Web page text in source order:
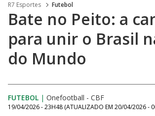
R7 Esportes Futebol
Bate no Peito: a
para unir o Brasil
do Mundo
FUTEBOL | Onefootball - CBF
19/04/2026 - 23H48 (ATUALIZADO EM 20/04/2026 -